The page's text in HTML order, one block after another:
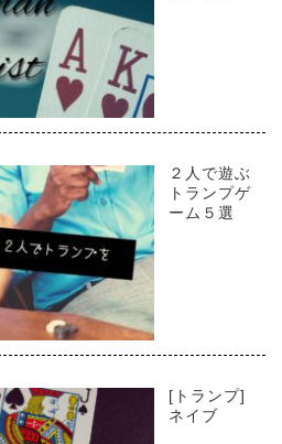
２人で遊ぶ
トランプゲ
ーム５選
[トランプ]
ネイブ